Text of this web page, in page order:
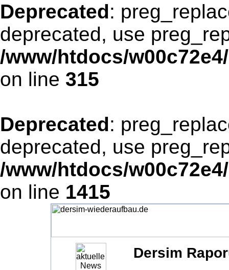
Deprecated:
deprecated, use
/www/htdocs/
on line 315
Deprecated:
deprecated, use
/www/htdocs/
on line 1415
Dersim